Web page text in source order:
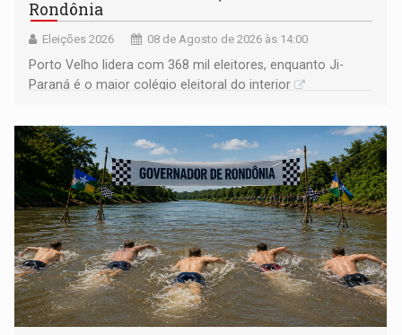
Rondônia
Eleições 2026 08 de Agosto de 2026 às 14:00
Porto Velho lidera com 368 mil eleitores, enquanto Ji-
Paraná é o maior colégio eleitoral do interior